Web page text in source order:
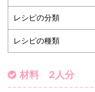
レシピの分類
レシピの種類
材料 2人分